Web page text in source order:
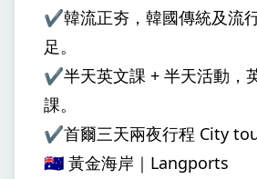
✔️韓流正夯，韓國傳統及流
足。
✔️半天英文課 + 半天活動，
課。
✔️首爾三天兩夜行程 City
🇦🇺 黃金海岸｜Langports